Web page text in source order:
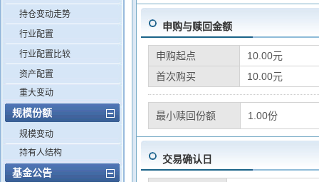
持仓变动走势
行业配置
行业配置比较
资产配置
重大变动
规模份额
规模变动
持有人结构
基金公告
申购与赎回金额
申购起点
10.00元
首次购买
10.00元
最小赎回份额 1.00份
交易确认日